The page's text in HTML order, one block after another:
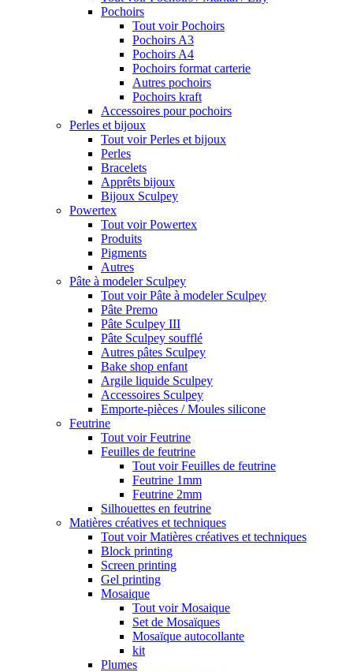
Pochoirs
Tout voir Pochoirs
Pochoirs A3
Pochoirs A4
Pochoirs format carterie
Autres pochoirs
Pochoirs kraft
Accessoires pour pochoirs
Perles et bijoux
Tout voir Perles et bijoux
Perles
Bracelets
Apprêts bijoux
Bijoux Sculpey
Powertex
Tout voir Powertex
Produits
Pigments
Autres
Pâte à modeler Sculpey
Tout voir Pâte à modeler Sculpey
Pâte Premo
Pâte Sculpey III
Pâte Sculpey soufflé
Autres pâtes Sculpey
Bake shop enfant
Argile liquide Sculpey
Accessoires Sculpey
Emporte-pièces / Moules silicone
Feutrine
Tout voir Feutrine
Feuilles de feutrine
Tout voir Feuilles de feutrine
Feutrine 1mm
Feutrine 2mm
Silhouettes en feutrine
Matières créatives et techniques
Tout voir Matières créatives et techniques
Block printing
Screen printing
Gel printing
Mosaique
Tout voir Mosaique
Set de Mosaïques
Mosaïque autocollante
kit
Plumes